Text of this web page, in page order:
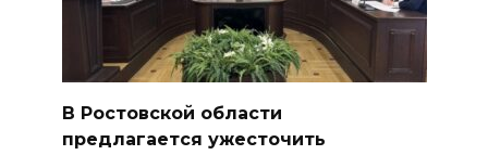
В Ростовской области
предлагается ужесточить